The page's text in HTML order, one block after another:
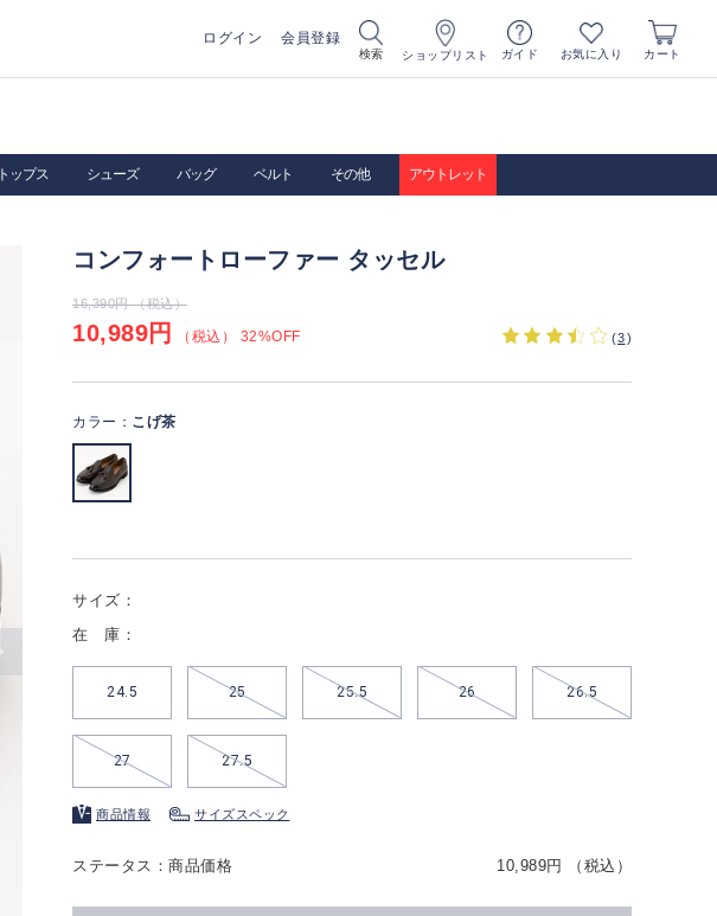
ログイン 会員登録
検索 ショップリスト ガイド お気に入り カート
トップス シューズ バッグ ベルト その他 アウトレット
コンフォートローファー タッセル
16,390円 （税込）
10,989円 （税込） 32%OFF (3)
カラー： こげ茶
サイズ：
在 庫：
24.5 25 25.5 26 26.5
27 27.5
商品情報 サイズスペック
ステータス：商品価格 10,989円 （税込）